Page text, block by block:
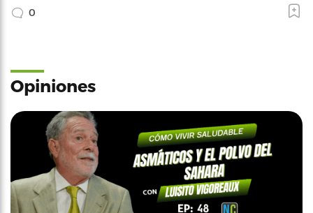
0
Opiniones